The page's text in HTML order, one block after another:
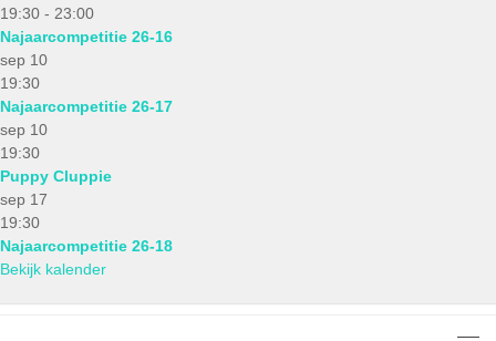
19:30 - 23:00
Najaarcompetitie 26-16
sep 10
19:30
Najaarcompetitie 26-17
sep 10
19:30
Puppy Cluppie
sep 17
19:30
Najaarcompetitie 26-18
Bekijk kalender